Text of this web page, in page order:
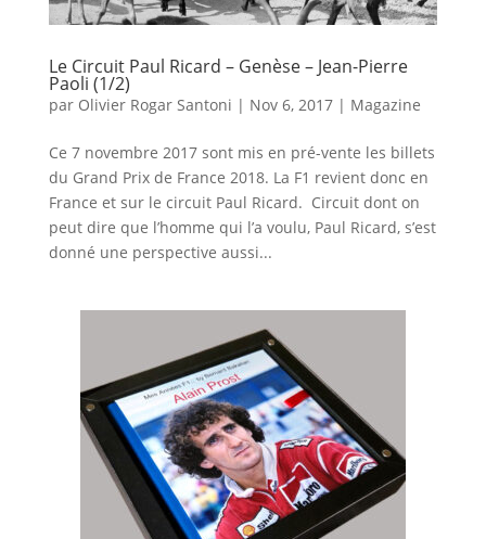
Le Circuit Paul Ricard – Genèse – Jean-Pierre
Paoli (1/2)
par Olivier Rogar Santoni | Nov 6, 2017| Magazine
Ce 7 novembre 2017 sont mis en pré-vente les billets
du Grand Prix de France 2018. La F1 revient donc en
France et sur le circuit Paul Ricard. Circuit dont on
peut dire que l’homme qui l’a voulu, Paul Ricard, s’est
donné une perspective aussi...